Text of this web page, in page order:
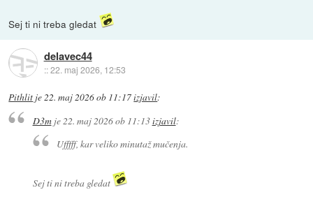
Sej ti ni treba gledat
delavec44
::22. maj 2026, 12:53
Pithlit je22. maj 2026 ob 11:17izjavil:
D3mje22. maj 2026 ob 11:13izjavil:
Ufffff, kar veliko minutaž mučenja.
Sej ti ni treba gledat